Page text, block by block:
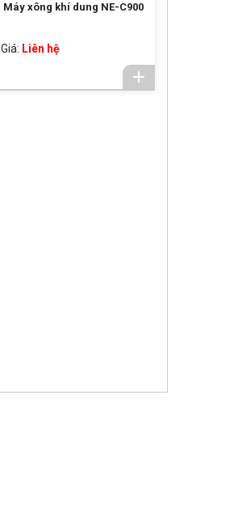
Máy xông khí dung NE-C900
Giá: Liên hệ